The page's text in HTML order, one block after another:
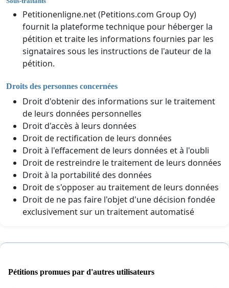
Petitionenligne.net (Petitions.com Group Oy)
fournit la plateforme technique pour héberger la
pétition et traite les informations fournies par les
signataires sous les instructions de l'auteur de la
pétition.
Droits des personnes concernées
Droit d'obtenir des informations sur le traitement
de leurs données personnelles
Droit d'accès à leurs données
Droit de rectification de leurs données
Droit à l'effacement de leurs données et à l'oubli
Droit de restreindre le traitement de leurs données
Droit à la portabilité des données
Droit de s'opposer au traitement de leurs données
Droit de ne pas faire l'objet d'une décision fondée
exclusivement sur un traitement automatisé
Pétitions promues par d'autres utilisateurs